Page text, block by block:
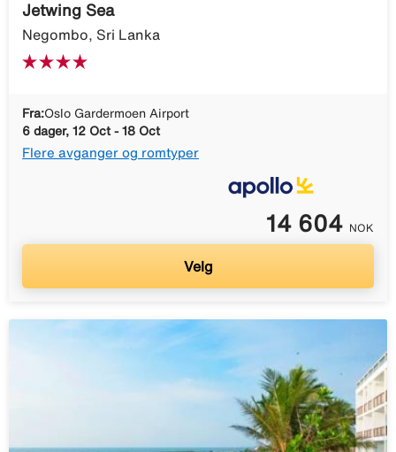
Jetwing Sea
Negombo, Sri Lanka
Fra:Oslo Gardermoen Airport
6 dager, 12 Oct - 18 Oct
Flere avganger og romtyper
14 604 NOK
Velg